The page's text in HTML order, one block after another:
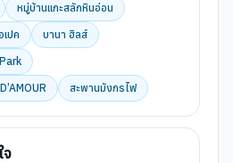
หมู่บ้านแกะสลักหินอ่อน
เปค
บานา ฮิลส์
สะพานมังกรไฟ
จ